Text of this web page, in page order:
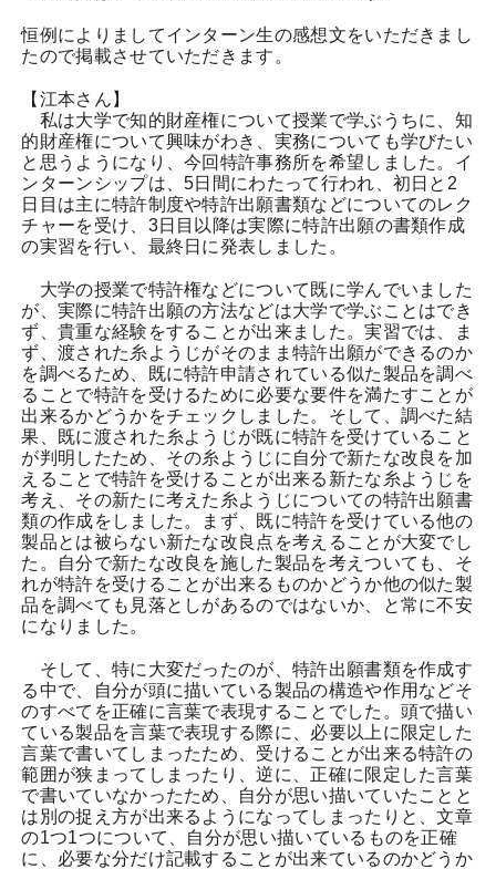
恒例によりましてインターン生の感想文をいただきまし
たので掲載させていただきます。
【江本さん】
私は大学で知的財産権について授業で学ぶうちに、知
的財産権について興味がわき、実務についても学びたい
と思うようになり、今回特許事務所を希望しました。イ
ンターンシップは、5日間にわたって行われ、初日と2
日目は主に特許制度や特許出願書類などについてのレク
チャーを受け、3日目以降は実際に特許出願の書類作成
の実習を行い、最終日に発表しました。
大学の授業で特許権などについて既に学んでいました
が、実際に特許出願の方法などは大学で学ぶことはでき
ず、貴重な経験をすることが出来ました。実習では、ま
ず、渡された糸ようじがそのまま特許出願ができるのか
を調べるため、既に特許申請されている似た製品を調べ
ることで特許を受けるために必要な要件を満たすことが
出来るかどうかをチェックしました。そして、調べた結
果、既に渡された糸ようじが既に特許を受けていること
が判明したため、その糸ようじに自分で新たな改良を加
えることで特許を受けることが出来る新たな糸ようじを
考え、その新たに考えた糸ようじについての特許出願書
類の作成をしました。まず、既に特許を受けている他の
製品とは被らない新たな改良点を考えることが大変でし
た。自分で新たな改良を施した製品を考えついても、そ
れが特許を受けることが出来るものかどうか他の似た製
品を調べても見落としがあるのではないか、と常に不安
になりました。
そして、特に大変だったのが、特許出願書類を作成す
る中で、自分が頭に描いている製品の構造や作用などそ
のすべてを正確に言葉で表現することでした。頭で描い
ている製品を言葉で表現する際に、必要以上に限定した
言葉で書いてしまったため、受けることが出来る特許の
範囲が狭まってしまったり、逆に、正確に限定した言葉
で書いていなかったため、自分が思い描いていたことと
は別の捉え方が出来るようになってしまったりと、文章
の1つ1つについて、自分が思い描いているものを正確
に、必要な分だけ記載することが出来ているのかどうか